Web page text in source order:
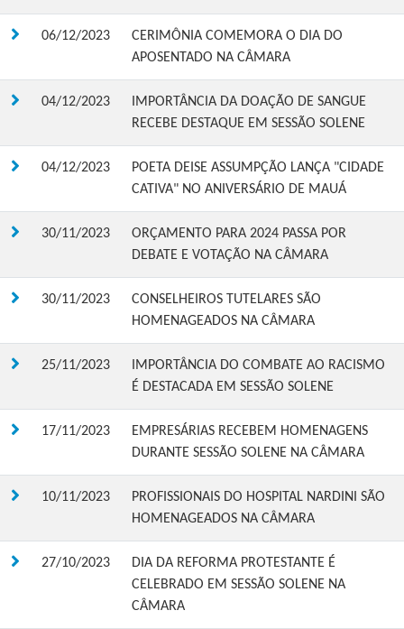
06/12/2023
CERIMÔNIA COMEMORA O DIA DO
APOSENTADO NA CÂMARA
04/12/2023
IMPORTÂNCIA DA DOAÇÃO DE SANGUE
RECEBE DESTAQUE EM SESSÃO SOLENE
04/12/2023
POETA DEISE ASSUMPÇÃO LANÇA "CIDADE
CATIVA" NO ANIVERSÁRIO DE MAUÁ
30/11/2023
ORÇAMENTO PARA 2024 PASSA POR
DEBATE E VOTAÇÃO NA CÂMARA
30/11/2023
CONSELHEIROS TUTELARES SÃO
HOMENAGEADOS NA CÂMARA
25/11/2023
IMPORTÂNCIA DO COMBATE AO RACISMO
É DESTACADA EM SESSÃO SOLENE
17/11/2023
EMPRESÁRIAS RECEBEM HOMENAGENS
DURANTE SESSÃO SOLENE NA CÂMARA
10/11/2023
PROFISSIONAIS DO HOSPITAL NARDINI SÃO
HOMENAGEADOS NA CÂMARA
27/10/2023
DIA DA REFORMA PROTESTANTE É
CELEBRADO EM SESSÃO SOLENE NA
CÂMARA